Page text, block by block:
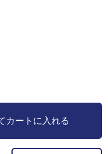
カートに入れる